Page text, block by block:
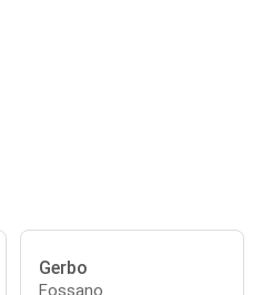
Gerbo
Fossano